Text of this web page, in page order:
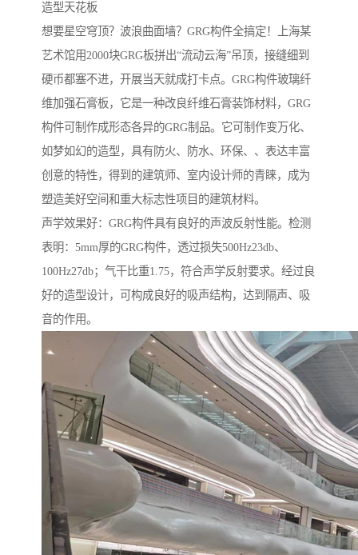
‌造型天花板‌
想要星空穹顶？波浪曲面墙？GRG构件全搞定！上海某
艺术馆用2000块GRG板拼出“流动云海”吊顶，接缝细到
硬币都塞不进，开展当天就成打卡点。GRG构件玻璃纤
维加强石膏板，它是一种改良纤维石膏装饰材料，GRG
构件可制作成形态各异的GRG制品。它可制作变万化、
如梦如幻的造型，具有防火、防水、环保、、表达丰富
创意的特性，得到的建筑师、室内设计师的青睐，成为
塑造美好空间和重大标志性项目的建筑材料。
声学效果好：GRG构件具有良好的声波反射性能。检测
表明：5mm厚的GRG构件，透过损失500Hz23db、
100Hz27db；气干比重1.75，符合声学反射要求。经过良
好的造型设计，可构成良好的吸声结构，达到隔声、吸
音的作用。